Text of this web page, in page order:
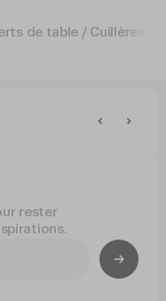
de table / Cuillères
rester